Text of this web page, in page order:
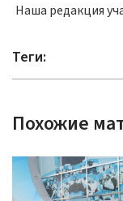
Наша редакция
Теги:
Похожие